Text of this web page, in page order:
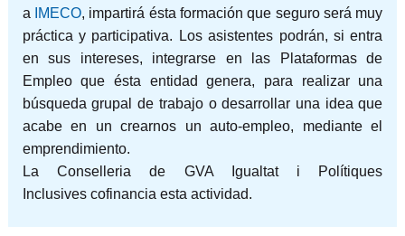
a
IMECO, impartirá ésta formación que seguro será muy
práctica y participativa. Los asistentes podrán, si entra
en sus intereses, integrarse en las Plataformas de
Empleo que ésta entidad genera, para realizar una
búsqueda grupal de trabajo o desarrollar una idea que
acabe en un crearnos un auto-empleo, mediante el
emprendimiento.
La Conselleria de GVA Igualtat i Polítiques
Inclusives cofinancia esta actividad.